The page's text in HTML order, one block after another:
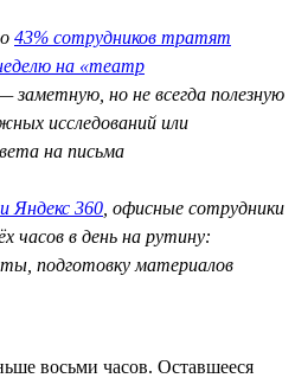
43% сотрудников тратят
на «театр
заметную, но не всегда полезную
исследований или
на письма
360 , офисные сотрудники
часов в день на рутину:
подготовку материалов
восьми часов. Оставшееся